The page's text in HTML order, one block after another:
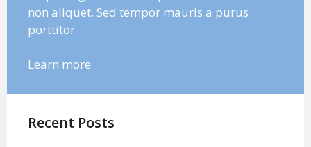
non aliquet. Sed tempor mauris a purus
porttitor
Learn more
Recent Posts